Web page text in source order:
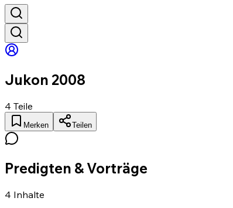
Jukon 2008
4 Teile
Merken Teilen
Predigten & Vorträge
4 Inhalte